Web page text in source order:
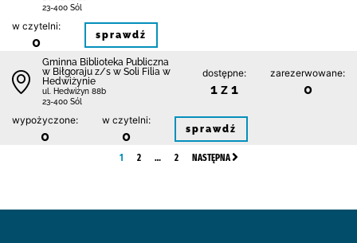
23-400 Sól
w czytelni:
0 sprawdź
Gminna Biblioteka Publiczna
w Biłgoraju z/s w Soli Filia w
Hedwiżynie
ul. Hedwiżyn 88b
23-400 Sól
dostępne:
1 z 1
zarezerwowane:
0
wypożyczone:
0
w czytelni:
0 sprawdź
1 2 … 2 NASTĘPNA